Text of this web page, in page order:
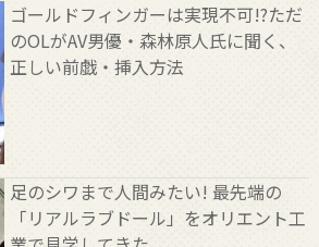
ゴールドフィンガーは実現不可!?ただ
のOLがAV男優・森林原人氏に聞く、
正しい前戯・挿入方法
足のシワまで人間みたい! 最先端の
「リアルラブドール」をオリエント工